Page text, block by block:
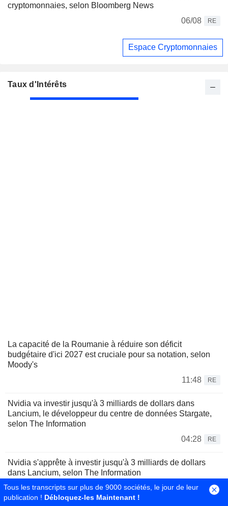
cryptomonnaies, selon Bloomberg News
06/08
RE
Espace Cryptomonnaies
Taux d'Intérêts
La capacité de la Roumanie à réduire son déficit
budgétaire d'ici 2027 est cruciale pour sa notation, selon
Moody's
11:48
RE
Nvidia va investir jusqu'à 3 milliards de dollars dans
Lancium, le développeur du centre de données Stargate,
selon The Information
04:28
RE
Nvidia s'apprête à investir jusqu'à 3 milliards de dollars
dans Lancium, selon The Information
03:43
RE
Tous les transcripts sur plus de 9000 sociétés, le jour de leur
publication ! Débloquez-les Maintenant !